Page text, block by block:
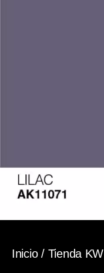
Inicio/ Tienda KW